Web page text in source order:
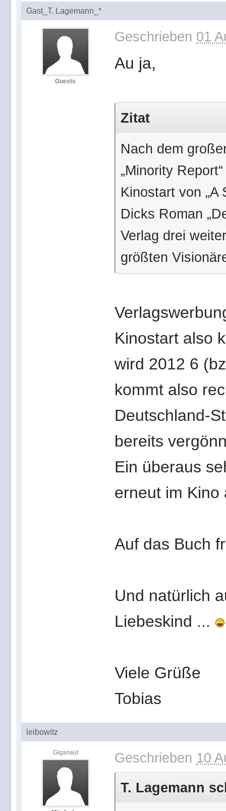
Gast_T. Lagemann_*
Guests
Geschrieben 01
Au ja,
Zitat
Nach dem
„Minority
Kinostart von „A
Dicks Roman
Verlag drei
größten
Kinostart also
wird 2012 6
kommt also
Deutschland-
bereits
Ein überaus
erneut im Kino
Auf das Buch
Und natürlich
Liebeskind ...
Viele Grüße
Tobias
leibowitz
Giganaut Geschrieben 10
T. Lagemann